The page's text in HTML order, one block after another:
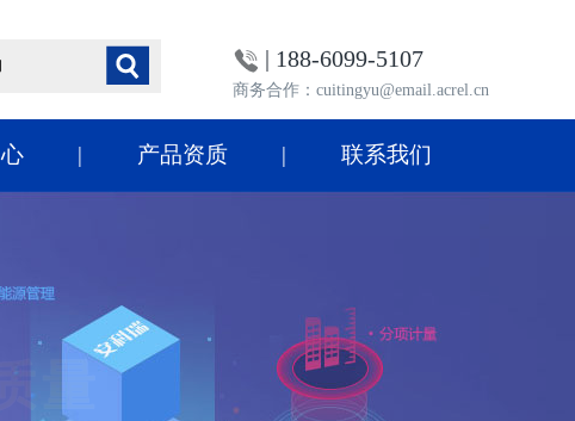
| 188-6099-5107
商务合作：cuitingyu@email.acrel.cn
产品资质 联系我们